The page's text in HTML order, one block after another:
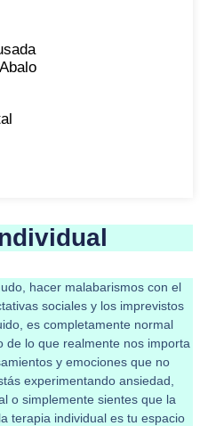
hacer malabarismos con el
sociales y los imprevistos
es completamente normal
de lo que realmente nos importa
y emociones que no
experimentando ansiedad,
o simplemente sientes que la
terapia individual es tu espacio